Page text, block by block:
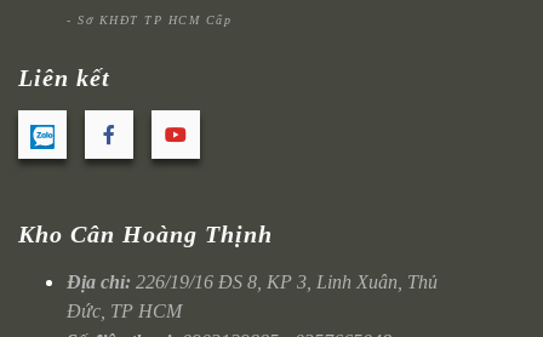
- Sở KHĐT TP HCM Cấp
Liên kết
Kho Cân Hoàng Thịnh
Địa chỉ: 226/19/16 ĐS 8, KP 3, Linh Xuân, Thủ
Đức, TP HCM